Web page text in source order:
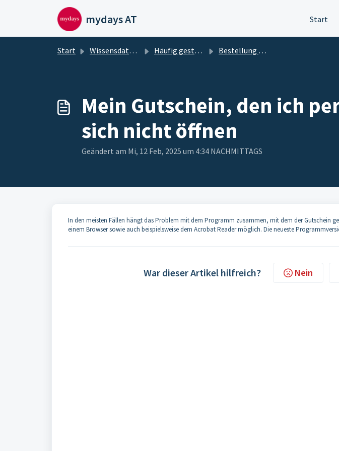
Zum hauptsächlichen Inhalt gehen
mydays AT Start
Start Wissensdatenbank Häufig gestellte Fragen und deren Antworten Bestellung und Zahlung
Mein Gutschein, den ich
sich nicht öffnen
Geändert am Mi, 12 Feb, 2025 um 4:34 NACHMITTAGS
In den meisten Fällen hängt das Problem mit dem Programm zusammen, mit dem der Gutschein
einem Browser sowie auch beispielsweise dem Acrobat Reader möglich. Die neueste
War dieser Artikel hilfreich? Nein